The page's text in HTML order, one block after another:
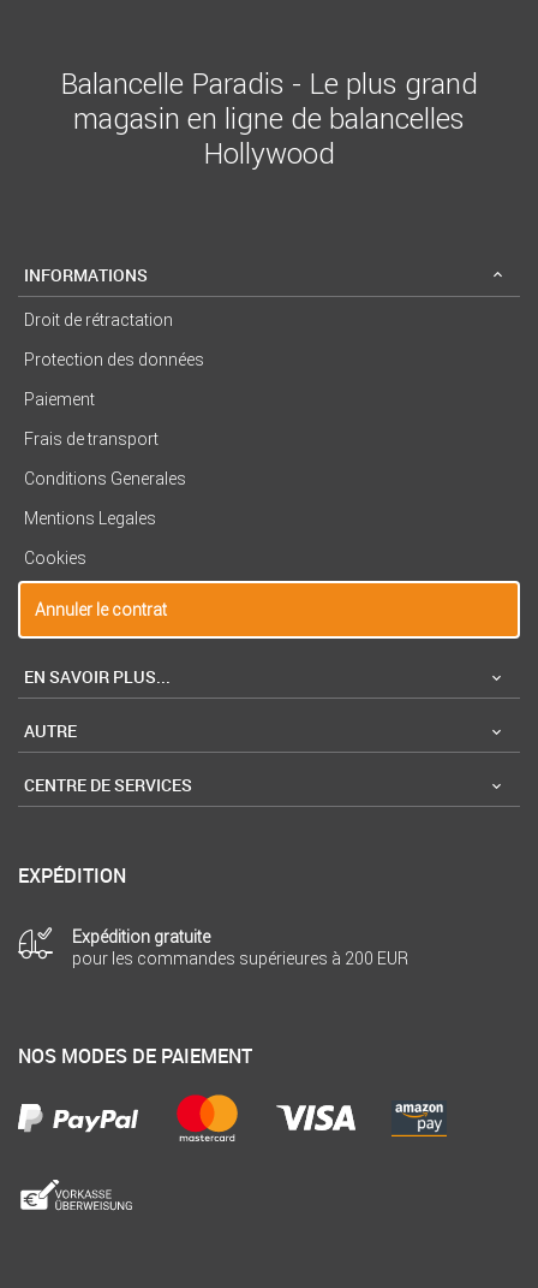
Balancelle Paradis - Le plus grand
magasin en ligne de balancelles
Hollywood
INFORMATIONS
Droit de rétractation
Protection des données
Paiement
Frais de transport
Conditions Generales
Mentions Legales
Cookies
Annuler le contrat
EN SAVOIR PLUS...
AUTRE
CENTRE DE SERVICES
EXPÉDITION
Expédition gratuite
pour les commandes supérieures à 200 EUR
NOS MODES DE PAIEMENT